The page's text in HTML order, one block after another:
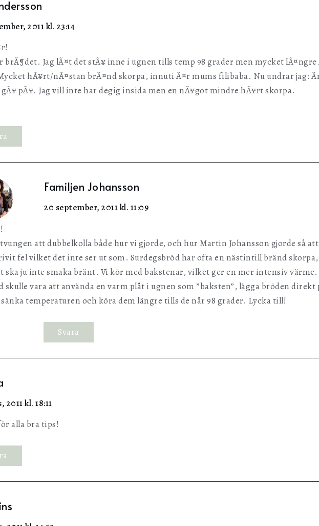
2011 kl. 23:14
brÃ¶det. Jag lÃ¤t det stÃ¥ inne i ugnen tills temp 98 grader men mycket lÃ¤ngre
hÃ¥rt/nÃ¤stan brÃ¤nd skorpa, innuti Ã¤r mums filibaba. Nu undrar jag:
pÃ¥. Jag vill inte har degig insida men en nÃ¥got mindre hÃ¥rt skorpa.
Familjen Johansson
20 september, 2011 kl. 11:09
tvungen att dubbelkolla både hur vi gjorde, och hur Martin Johansson gjorde så
fel vilket det inte ser ut som. Surdegsbröd har ofta en nästintill bränd skorpa,
ska ju inte smaka bränt. Vi kör med bakstenar, vilket ger en mer intensiv värme.
skulle vara att använda en varm plåt i ugnen som ”baksten”, lägga bröden direkt
temperaturen och köra dem längre tills de når 98 grader. Lycka till!
Svara
2011 kl. 18:11
alla bra tips!